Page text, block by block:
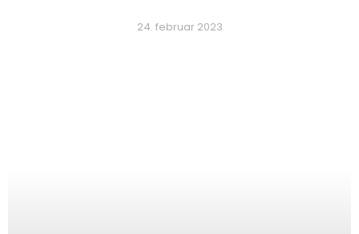
24. februar 2023